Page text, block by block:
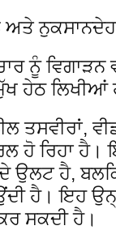
ਅਤੇ
ਨੂੰ
ਹੇਠ ਲਿਖੀਆਂ
ਤਸਵੀਰਾਂ,
ਹੋ ਰਿਹਾ ਹੈ।
ਉਲਟ ਹੈ,
ਹੈ। ਇਹ
ਸਕਦੀ ਹੈ।